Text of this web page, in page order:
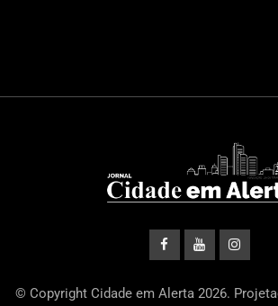
© Copyright Cidade em Alerta 2026.